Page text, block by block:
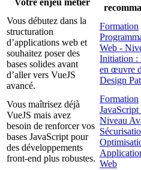
Votre enjeu métier
Vous débutez dans la
structuration
d’applications web et
souhaitez poser des
bases solides avant
d’aller vers VueJS
avancé.
Formation
Web -
Initiation :
en œuvre
Design
Vous maîtrisez déjà
VueJS mais avez
besoin de renforcer vos
bases JavaScript pour
des développements
front-end plus robustes.
Formation
JavaScript
Niveau
Web